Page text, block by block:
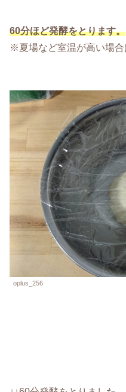
60分ほど発酵をとります。
※夏場など室温が高い場合
oplus_256